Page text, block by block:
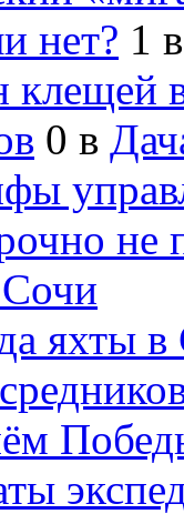
нет? 1
клещей
0 в
не
яхты в